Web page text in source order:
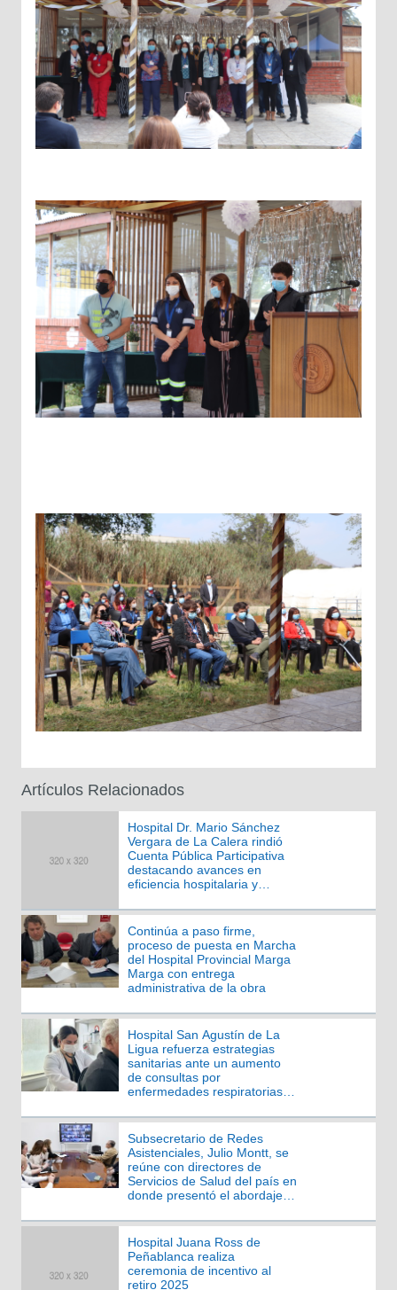
Artículos Relacionados
Hospital Dr. Mario Sánchez
Vergara de La Calera rindió
Cuenta Pública Participativa
destacando avances en
eficiencia hospitalaria y
Continúa a paso firme,
proceso de puesta en Marcha
del Hospital Provincial Marga
Marga con entrega
administrativa de la obra
Hospital San Agustín de La
Ligua refuerza estrategias
sanitarias ante un aumento
de consultas por
enfermedades respiratorias
Subsecretario de Redes
Asistenciales, Julio Montt, se
reúne con directores de
Servicios de Salud del país en
donde presentó el abordaje
Hospital Juana Ross de
Peñablanca realiza
ceremonia de incentivo al
retiro 2025